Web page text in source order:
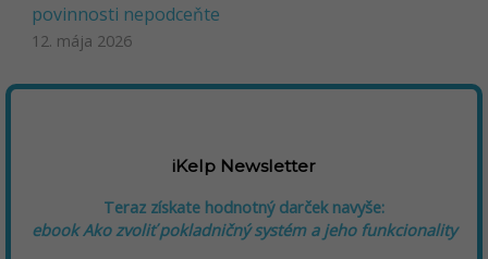
povinnosti nepodceňte
12. mája 2026
iKelp Newsletter
Teraz získate hodnotný darček navyše:
ebook Ako zvoliť pokladničný systém a jeho funkcionality